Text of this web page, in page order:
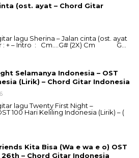
(ost. ayat – Chord Gitar
lagu Sherina – Jalan cinta (ost. ayat
: + – Intro : Cm….G# (2X) Cm G…
Selamanya Indonesia – OST
(Lirik) – Chord Gitar Indonesia
lagu Twenty First Night –
100 Hari Keliling Indonesia (Lirik) – (
Kita Bisa (Wa e wa e o) OST
26th – Chord Gitar Indonesia